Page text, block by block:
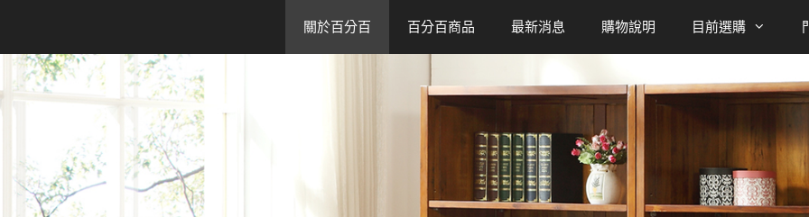
關於百分百 百分百商品 最新消息 購物說明 目前選購